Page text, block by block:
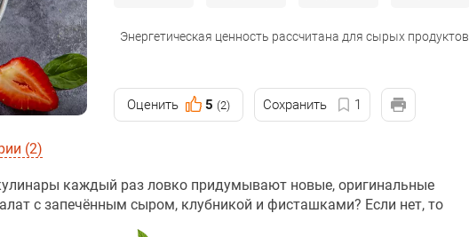
Энергетическая ценность рассчитана для сырых продуктов
Оценить 5 (2) Сохранить 1
(2)
каждый раз ловко придумывают новые, оригинальные
с запечённым сыром, клубникой и фисташками? Если нет, то